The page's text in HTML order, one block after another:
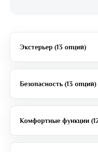
Экстерьер (13 опций)
Безопасность (13 опций)
Комфортные функции